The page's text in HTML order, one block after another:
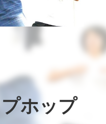
ホップ